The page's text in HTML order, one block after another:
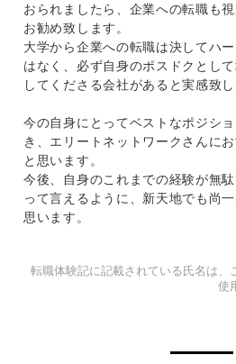
おられましたら、企業への転職も
お勧め致します。
大学から企業への転職は決してハ
はなく、必ず自身のポスドクとし
してくださる会社があると実感致し
今の自身にとってベストなポジシ
き、エリートネットワークさんに
と思います。
今後、自身のこれまでの経験が無
って言えるように、新天地でも尚
思います。
転職体験記に記載されている氏名は、
使